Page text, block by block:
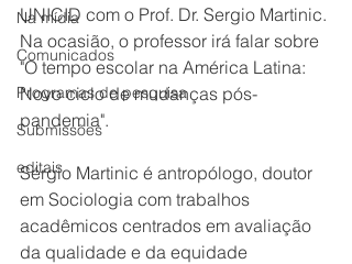
Na mídia
Comunicados
Programas de pesquisa
Submissões
editais
UNICID com o Prof. Dr. Sergio Martinic.
Na ocasião, o professor irá falar sobre
"O tempo escolar na América Latina:
Novo ciclo de mudanças pós-
pandemia".
Sérgio Martinic é antropólogo, doutor
em Sociologia com trabalhos
acadêmicos centrados em avaliação
da qualidade e da equidade